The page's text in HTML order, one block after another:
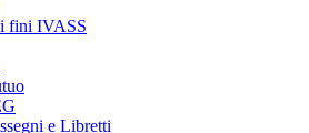
fini IVASS
e Libretti